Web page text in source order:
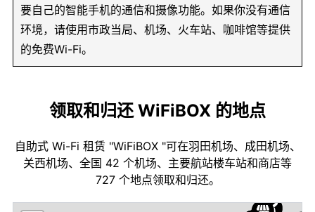
要自己的智能手机的通信和摄像功能。如果你没有通信
环境，请使用市政当局、机场、火车站、咖啡馆等提供
的免费Wi-Fi。
领取和归还 WiFiBOX 的地点
自助式 Wi-Fi 租赁 "WiFiBOX "可在羽田机场、成田机场、
关西机场、全国 42 个机场、主要航站楼车站和商店等
727 个地点领取和归还。